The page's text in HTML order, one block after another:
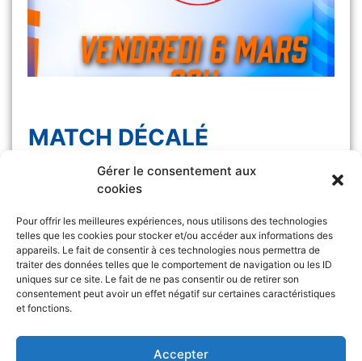
Gérer le consentement aux
cookies
Pour offrir les meilleures expériences, nous utilisons des technologies
telles que les cookies pour stocker et/ou accéder aux informations des
appareils. Le fait de consentir à ces technologies nous permettra de
traiter des données telles que le comportement de navigation ou les ID
uniques sur ce site. Le fait de ne pas consentir ou de retirer son
consentement peut avoir un effet négatif sur certaines caractéristiques
et fonctions.
Accepter
MATCH DÉCALÉ
Le match Les Félines vs Monaco, initialement
Retrouvez l’ASA sur